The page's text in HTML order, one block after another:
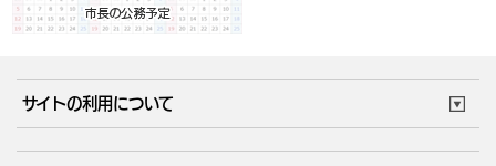
サイトの利用について